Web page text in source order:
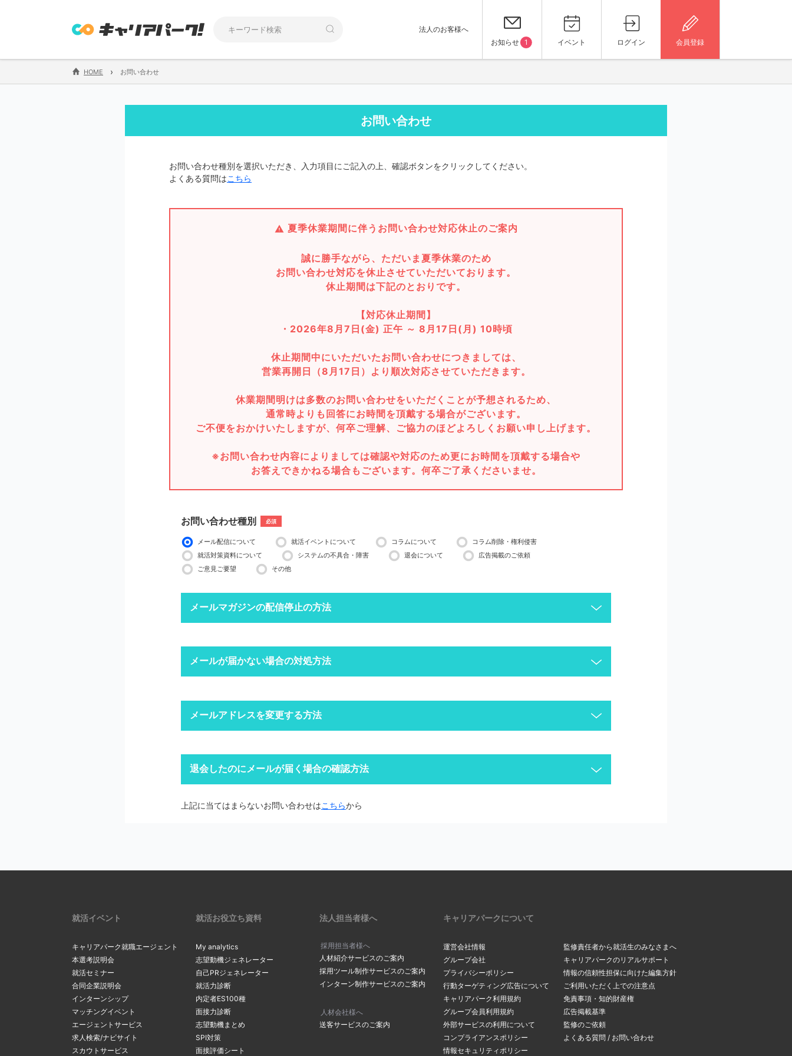
法人のお客様へ
お知らせ 1 イベント ログイン 会員登録
HOME › お問い合わせ
お問い合わせ
お問い合わせ種別を選択いただき、入力項目にご記入の上、確認ボタンをクリックしてください。
よくある質問はこちら
夏季休業期間に伴うお問い合わせ対応休止のご案内
誠に勝手ながら、ただいま夏季休業のため
お問い合わせ対応を休止させていただいております。
休止期間は下記のとおりです。
【対応休止期間】
・2026年8月7日(金) 正午 ～ 8月17日(月) 10時頃
休止期間中にいただいたお問い合わせにつきましては、
営業再開日（8月17日）より順次対応させていただきます。
休業期間明けは多数のお問い合わせをいただくことが予想されるため、
通常時よりも回答にお時間を頂戴する場合がございます。
ご不便をおかけいたしますが、何卒ご理解、ご協力のほどよろしくお願い申し上げます。
※お問い合わせ内容によりましては確認や対応のため更にお時間を頂戴する場合や
お答えできかねる場合もございます。何卒ご了承くださいませ。
お問い合わせ種別 必須
メール配信について 就活イベントについて コラムについて
コラム削除・権利侵害
就活対策資料について
システムの不具合・障害 退会について
広告掲載のご依頼
ご意見ご要望
その他
メールマガジンの配信停止の方法
配信停止までに2〜3営業日ほどかかる場合がございますのでご了承ください。
上記にて、解決しない場合はこちらからお問い合わせください
メールが届かない場合の対処方法
1
2
ドメイン指定受信の設定をされていませんか？
メールの設定画面から「@careerpark.jp」からのメールを受け取るように設定してください。
Softbankの方はこちら
内のメールを削除し空き容量の確保をお願いします。
間違ったメールアドレスご登録されていませんか？
カンマ（，）や、ドット（．）などにお間違いがございませんか？
マイページ内の「
」にて登録アドレスを確認することができます。
間違ったアドレスを入力されていた場合はマイページメニューの「
メールアドレスの変更ページ 」よりメー
ルアドレスの変更をお願いします。
メールアドレスを変更する方法
1
「ログイン」からログインをしてください。
※ID・パスワードを忘れた方はこちら
リックしてください。
現在のメールアドレスが表示されます。変更
」をクリックしてください。
「新たなメールアドレス」に、登録を希望す
るメールアドレスを入力し「メールアドレス
変更」ボタンをクリックしてください。
退会したのにメールが届く場合の確認方法
メールの配信停止手続きには、2～3日程度お時間をいただいております。
上記に当てはまらないお問い合わせはこちらから
就活イベント
キャリアパーク就職エージェント
本選考説明会
就活セミナー
合同企業説明会
インターンシップ
マッチングイベント
エージェントサービス
求人検索/ナビサイト
スカウトサービス
就活お役立ち資料
My analytics
志望動機ジェネレーター
自己PRジェネレーター
就活力診断
内定者ES100種
面接力診断
志望動機まとめ
SPI対策
面接評価シート
法人担当者様へ
採用担当者様へ
人材紹介サービスのご案内
採用ツール制作サービスのご案内
インターン制作サービスのご案内
人材会社様へ
送客サービスのご案内
キャリアパークについて
運営会社情報
グループ会社
プライバシーポリシー
行動ターゲティング広告について
キャリアパーク利用規約
グループ会員利用規約
外部サービスの利用について
コンプライアンスポリシー
情報セキュリティポリシー
監修責任者から就活生のみなさまへ
キャリアパークのリアルサポート
情報の信頼性担保に向けた編集方針
ご利用いただく上での注意点
免責事項・知的財産権
広告掲載基準
監修のご依頼
よくある質問 / お問い合わせ